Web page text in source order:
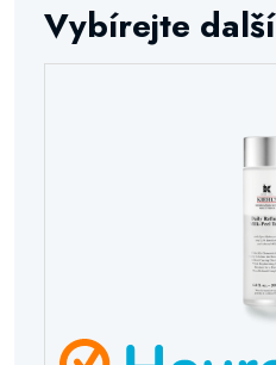
Vybírejte další